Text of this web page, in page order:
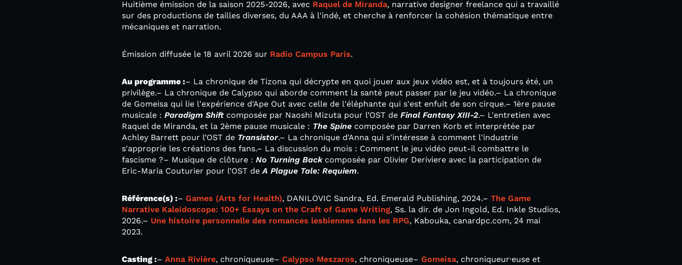
Huitième émission de la saison 2025-2026, avec Raquel de Miranda, narrative designer freelance qui a travaillé
sur des productions de tailles diverses, du AAA à l'indé, et cherche à renforcer la cohésion thématique entre
mécaniques et narration.
Émission diffusée le 18 avril 2026 sur Radio Campus Paris.
Au programme :– La chronique de Tizona qui décrypte en quoi jouer aux jeux vidéo est, et à toujours été, un
privilège.– La chronique de Calypso qui aborde comment la santé peut passer par le jeu vidéo.– La chronique
de Gomeisa qui lie l'expérience d'Ape Out avec celle de l'éléphante qui s'est enfuit de son cirque.– 1ère pause
musicale : Paradigm Shift composée par Naoshi Mizuta pour l’OST de Final Fantasy XIII-2.– L'entretien avec
Raquel de Miranda, et la 2ème pause musicale : The Spine composée par Darren Korb et interprétée par
Achley Barrett pour l’OST de Transistor.– La chronique d'Anna qui s'intéresse à comment l'industrie
s'approprie les créations des fans.– La discussion du mois : Comment le jeu vidéo peut-il combattre le
fascisme ?– Musique de clôture : No Turning Backcomposée par Olivier Deriviere avec la participation de
Eric-Maria Couturier pour l’OST deA Plague Tale: Requiem.
Référence(s) :– Games (Arts for Health), DANILOVIC Sandra, Ed. Emerald Publishing, 2024.– The Game
Narrative Kaleidoscope: 100+ Essays on the Craft of Game Writing, Ss. la dir. de Jon Ingold, Ed. Inkle Studios,
2026.– Une histoire personnelle des romances lesbiennes dans les RPG, Kabouka, canardpc.com, 24 mai
2023.
Casting :– Anna Rivière, chroniqueuse– Calypso Meszaros, chroniqueuse– Gomeisa, chroniqueur·euse et